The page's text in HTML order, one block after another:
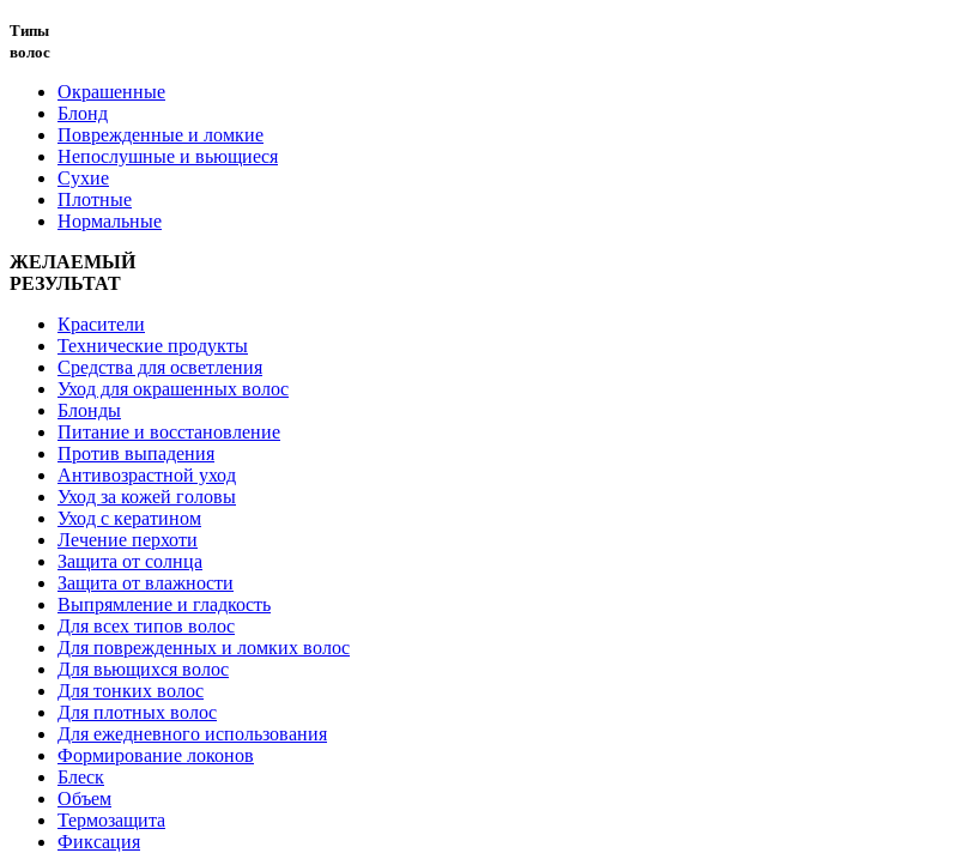
Типы
волос
Окрашенные
Блонд
Поврежденные и ломкие
Непослушные и вьющиеся
Сухие
Плотные
Нормальные
ЖЕЛАЕМЫЙ
РЕЗУЛЬТАТ
Красители
Технические продукты
Средства для осветления
Уход для окрашенных волос
Блонды
Питание и восстановление
Против выпадения
Антивозрастной уход
Уход за кожей головы
Уход с кератином
Лечение перхоти
Защита от солнца
Защита от влажности
Выпрямление и гладкость
Для всех типов волос
Для поврежденных и ломких волос
Для вьющихся волос
Для тонких волос
Для плотных волос
Для ежедневного использования
Формирование локонов
Блеск
Объем
Термозащита
Фиксация